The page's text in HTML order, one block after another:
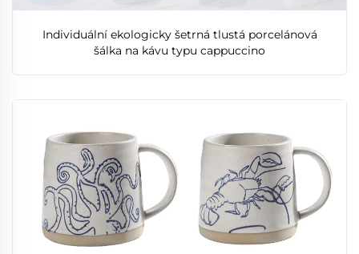
Individuální ekologicky šetrná tlustá porcelánová
šálka na kávu typu cappuccino